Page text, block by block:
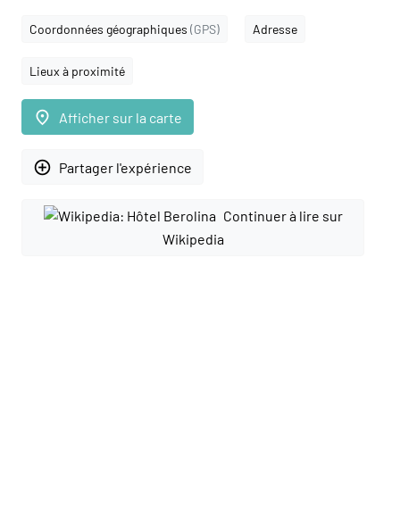
Coordonnées géographiques (GPS) Adresse
Lieux à proximité
place Afficher sur la carte
add_circle_outline Partager l'expérience
Continuer à lire sur
Wikipedia